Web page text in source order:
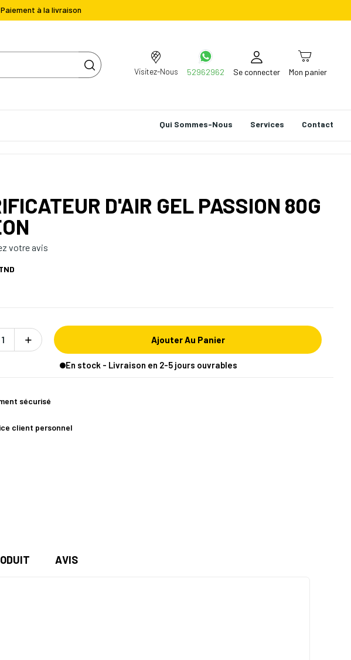
à la livraison
Visitez-Nous 52962962 Se connecter Mon panier
Qui Sommes-Nous Services Contact
D'AIR GEL PASSION 80G
votre avis
Ajouter Au Panier
En stock - Livraison en 2-5 jours ouvrables
sécurisé
client personnel
AVIS